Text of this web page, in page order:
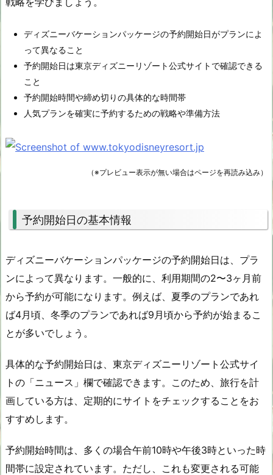
ディズニーバケーションパッケージの予約開始日がプランによ
って異なること
予約開始日は東京ディズニーリゾート公式サイトで確認できる
こと
予約開始時間や締め切りの具体的な時間帯
人気プランを確実に予約するための戦略や準備方法
（※プレビュー表示が無い場合はページを再読み込み）
予約開始日の基本情報
ディズニーバケーションパッケージの予約開始日は、プラ
ンによって異なります。一般的に、利用期間の2〜3ヶ月前
から予約が可能になります。例えば、夏季のプランであれ
ば4月頃、冬季のプランであれば9月頃から予約が始まるこ
とが多いでしょう。
具体的な予約開始日は、東京ディズニーリゾート公式サイ
トの「ニュース」欄で確認できます。このため、旅行を計
画している方は、定期的にサイトをチェックすることをお
すすめします。
予約開始時間は、多くの場合午前10時や午後3時といった時
間帯に設定されています。ただし、これも変更される可能